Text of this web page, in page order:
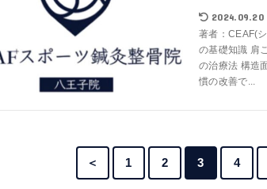
2024.09.20
著者：CEAF(
の基礎知識 肩
の治療法 構造
慣の改善で...
＜ 1 2 3 4